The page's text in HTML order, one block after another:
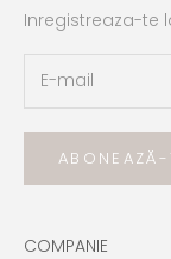
Inregistreaza-te
ABONEAZĂ-
COMPANIE